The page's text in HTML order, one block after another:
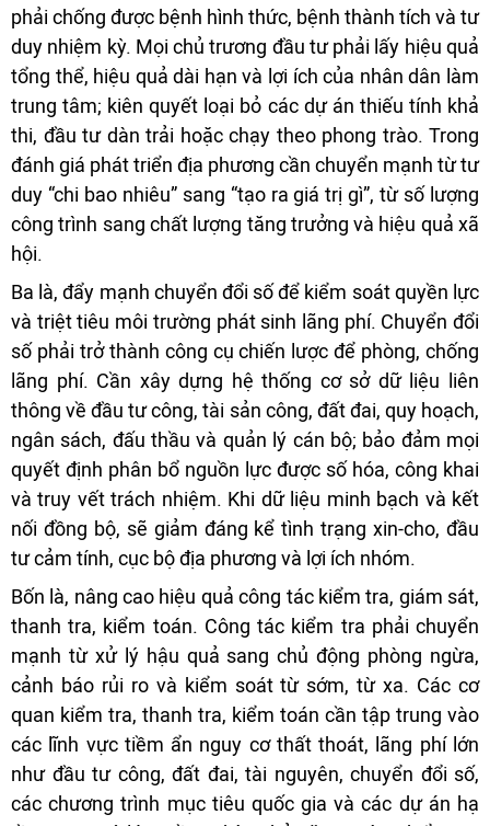
phải chống được bệnh hình thức, bệnh thành tích và tư
duy nhiệm kỳ. Mọi chủ trương đầu tư phải lấy hiệu quả
tổng thể, hiệu quả dài hạn và lợi ích của nhân dân làm
trung tâm; kiên quyết loại bỏ các dự án thiếu tính khả
thi, đầu tư dàn trải hoặc chạy theo phong trào. Trong
đánh giá phát triển địa phương cần chuyển mạnh từ tư
duy “chi bao nhiêu” sang “tạo ra giá trị gì”, từ số lượng
công trình sang chất lượng tăng trưởng và hiệu quả xã
hội.
Ba là, đẩy mạnh chuyển đổi số để kiểm soát quyền lực
và triệt tiêu môi trường phát sinh lãng phí. Chuyển đổi
số phải trở thành công cụ chiến lược để phòng, chống
lãng phí. Cần xây dựng hệ thống cơ sở dữ liệu liên
thông về đầu tư công, tài sản công, đất đai, quy hoạch,
ngân sách, đấu thầu và quản lý cán bộ; bảo đảm mọi
quyết định phân bổ nguồn lực được số hóa, công khai
và truy vết trách nhiệm. Khi dữ liệu minh bạch và kết
nối đồng bộ, sẽ giảm đáng kể tình trạng xin-cho, đầu
tư cảm tính, cục bộ địa phương và lợi ích nhóm.
Bốn là, nâng cao hiệu quả công tác kiểm tra, giám sát,
thanh tra, kiểm toán. Công tác kiểm tra phải chuyển
mạnh từ xử lý hậu quả sang chủ động phòng ngừa,
cảnh báo rủi ro và kiểm soát từ sớm, từ xa. Các cơ
quan kiểm tra, thanh tra, kiểm toán cần tập trung vào
các lĩnh vực tiềm ẩn nguy cơ thất thoát, lãng phí lớn
như đầu tư công, đất đai, tài nguyên, chuyển đổi số,
các chương trình mục tiêu quốc gia và các dự án hạ